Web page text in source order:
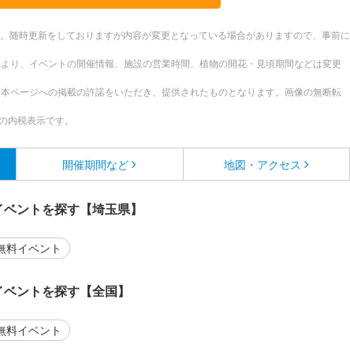
随時更新をしておりますが内容が変更となっている場合がありますので、事前に
り、イベントの開催情報、施設の営業時間、植物の開花・見頃期間などは変更
ページへの掲載の許諾をいただき、提供されたものとなります。画像の無断転
税表示です。
開催期間など 地図・アクセス
ントを探す【埼玉県】
料イベント
ントを探す【全国】
料イベント